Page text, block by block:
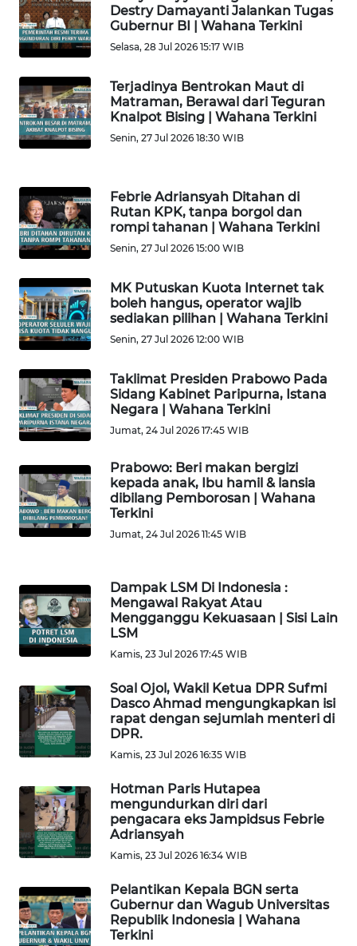
Destry Damayanti Jalankan Tugas
Gubernur BI | Wahana Terkini
Selasa, 28 Jul 2026 15:17 WIB
Terjadinya Bentrokan Maut di
Matraman, Berawal dari Teguran
Knalpot Bising | Wahana Terkini
Senin, 27 Jul 2026 18:30 WIB
Febrie Adriansyah Ditahan di
Rutan KPK, tanpa borgol dan
rompi tahanan | Wahana Terkini
Senin, 27 Jul 2026 15:00 WIB
MK Putuskan Kuota Internet tak
boleh hangus, operator wajib
sediakan pilihan | Wahana Terkini
Senin, 27 Jul 2026 12:00 WIB
Taklimat Presiden Prabowo Pada
Sidang Kabinet Paripurna, Istana
Negara | Wahana Terkini
Jumat, 24 Jul 2026 17:45 WIB
Prabowo: Beri makan bergizi
kepada anak, Ibu hamil & lansia
dibilang Pemborosan | Wahana
Terkini
Jumat, 24 Jul 2026 11:45 WIB
Dampak LSM Di Indonesia :
Mengawal Rakyat Atau
Mengganggu Kekuasaan | Sisi Lain
LSM
Kamis, 23 Jul 2026 17:45 WIB
Soal Ojol, Wakil Ketua DPR Sufmi
Dasco Ahmad mengungkapkan isi
rapat dengan sejumlah menteri di
DPR.
Kamis, 23 Jul 2026 16:35 WIB
Hotman Paris Hutapea
mengundurkan diri dari
pengacara eks Jampidsus Febrie
Adriansyah
Kamis, 23 Jul 2026 16:34 WIB
Pelantikan Kepala BGN serta
Gubernur dan Wagub Universitas
Republik Indonesia | Wahana
Terkini
WN
GORONTALO
WN
SULUT
WN
WN
MALUT
WN
DAIRI
WN
DANAU
WN
NIAS
LANGKAT
WN
TAPANULI
WN
TANJUNG
LESUNG
KARO
WN
SIMALUNGUN
WN
LABUHANBATU
WN
TAPANULI
WN DELI
SERDANG